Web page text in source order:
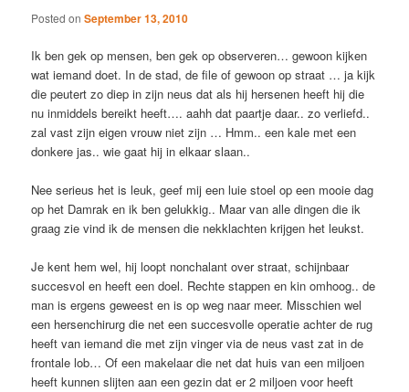
Posted onSeptember 13, 2010
Ik ben gek op mensen, ben gek op observeren… gewoon kijken
wat iemand doet. In de stad, de file of gewoon op straat … ja kijk
die peutert zo diep in zijn neus dat als hij hersenen heeft hij die
nu inmiddels bereikt heeft…. aahh dat paartje daar.. zo verliefd..
zal vast zijn eigen vrouw niet zijn … Hmm.. een kale met een
donkere jas.. wie gaat hij in elkaar slaan..
Nee serieus het is leuk, geef mij een luie stoel op een mooie dag
op het Damrak en ik ben gelukkig.. Maar van alle dingen die ik
graag zie vind ik de mensen die nekklachten krijgen het leukst.
Je kent hem wel, hij loopt nonchalant over straat, schijnbaar
succesvol en heeft een doel. Rechte stappen en kin omhoog.. de
man is ergens geweest en is op weg naar meer. Misschien wel
een hersenchirurg die net een succesvolle operatie achter de rug
heeft van iemand die met zijn vinger via de neus vast zat in de
frontale lob… Of een makelaar die net dat huis van een miljoen
heeft kunnen slijten aan een gezin dat er 2 miljoen voor heeft